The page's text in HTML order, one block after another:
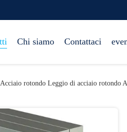
Chi siamo Contattaci
rotondo Leggio di acciaio rotondo